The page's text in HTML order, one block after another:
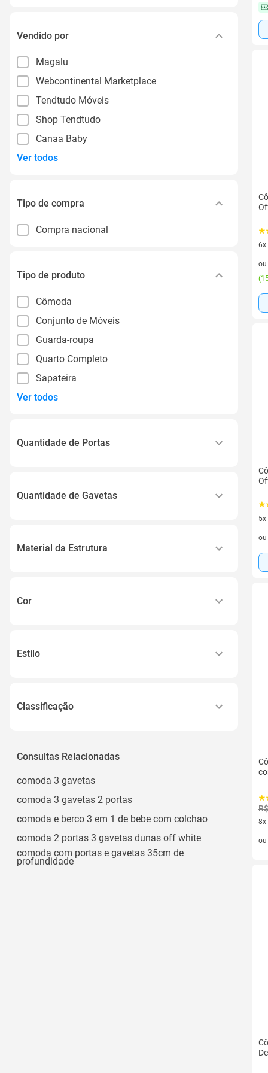
Vendido por
Magalu
Webcontinental Marketplace
Tendtudo Móveis
Shop Tendtudo
Canaa Baby
Ver todos
Tipo de compra
Compra nacional
Tipo de produto
Cômoda
Conjunto de Móveis
Guarda-roupa
Quarto Completo
Sapateira
Ver todos
Quantidade de Portas
Quantidade de Gavetas
Material da Estrutura
Mdp, Chapas 15mm e 12mm
Cor
Amendola e Off White
Estilo
Classificação
Casal
Consultas Relacionadas
comoda 3 gavetas
comoda 3 gavetas 2 portas
comoda e berco 3 em 1 de bebe com colchao
comoda 2 portas 3 gavetas dunas off white
comoda com portas e gavetas 35cm de
profundidade
6x
6
ou
(
5x
5
ou
8x
8
ou